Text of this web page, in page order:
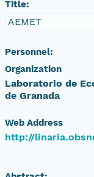
Title:
AEMET
Personnel:
Organization
Laboratorio de
de Granada
Web Address
http://